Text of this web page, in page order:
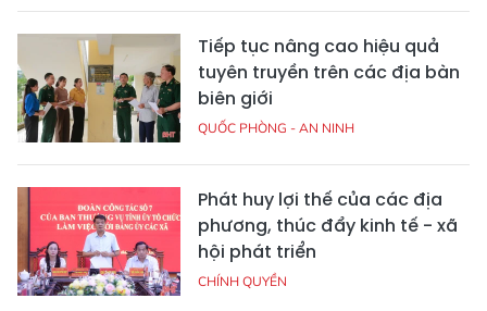
Tiếp tục nâng cao hiệu quả
tuyên truyền trên các địa bàn
biên giới
QUỐC PHÒNG - AN NINH
Phát huy lợi thế của các địa
phương, thúc đẩy kinh tế - xã
hội phát triển
CHÍNH QUYỀN